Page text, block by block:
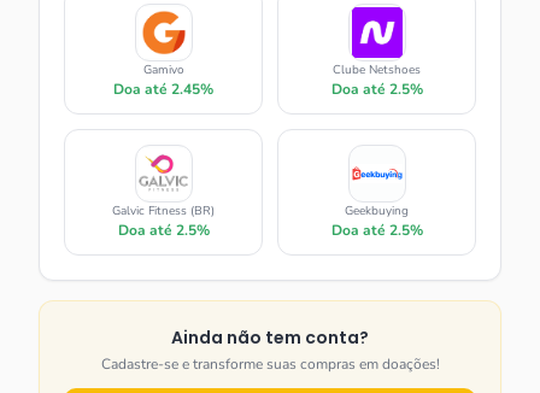
Gamivo
Doa até 2.45%
Clube Netshoes
Doa até 2.5%
Galvic Fitness (BR)
Doa até 2.5%
Geekbuying
Doa até 2.5%
Ainda não tem conta?
Cadastre-se e transforme suas compras em doações!